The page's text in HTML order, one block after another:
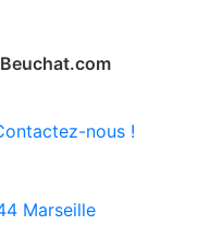
nous !
Marseille